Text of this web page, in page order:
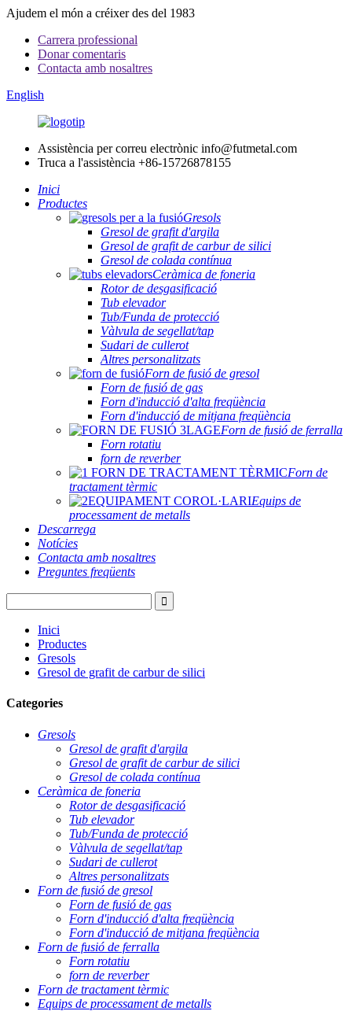
Ajudem el món a créixer des del 1983
Carrera professional
Donar comentaris
Contacta amb nosaltres
English
Assistència per correu electrònic info@futmetal.com
Truca a l'assistència +86-15726878155
Inici
Productes
Gresols
Gresol de grafit d'argila
Gresol de grafit de carbur de silici
Gresol de colada contínua
Ceràmica de foneria
Rotor de desgasificació
Tub elevador
Tub/Funda de protecció
Vàlvula de segellat/tap
Sudari de cullerot
Altres personalitzats
Forn de fusió de gresol
Forn de fusió de gas
Forn d'inducció d'alta freqüència
Forn d'inducció de mitjana freqüència
Forn de fusió de ferralla
Forn rotatiu
forn de reverber
Forn de
tractament tèrmic
Equips de
processament de metalls
Descarrega
Notícies
Contacta amb nosaltres
Preguntes freqüents
Inici
Productes
Gresols
Gresol de grafit de carbur de silici
Categories
Gresols
Gresol de grafit d'argila
Gresol de grafit de carbur de silici
Gresol de colada contínua
Ceràmica de foneria
Rotor de desgasificació
Tub elevador
Tub/Funda de protecció
Vàlvula de segellat/tap
Sudari de cullerot
Altres personalitzats
Forn de fusió de gresol
Forn de fusió de gas
Forn d'inducció d'alta freqüència
Forn d'inducció de mitjana freqüència
Forn de fusió de ferralla
Forn rotatiu
forn de reverber
Forn de tractament tèrmic
Equips de processament de metalls